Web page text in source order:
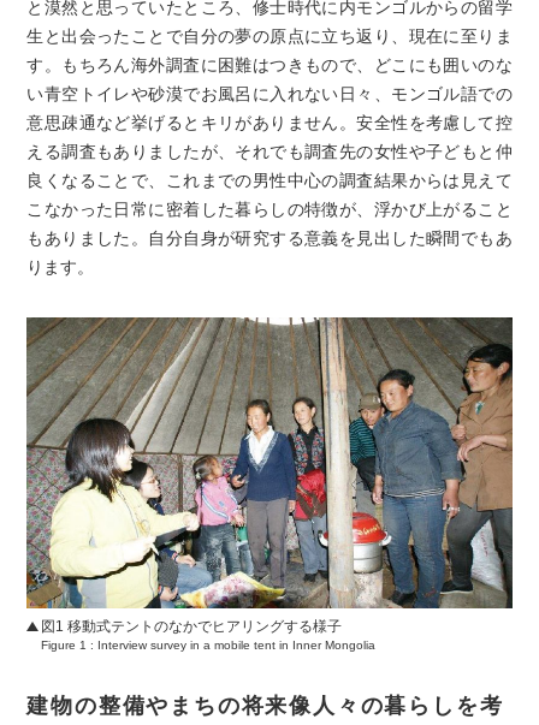
「えんじにあRing」とは
北海道大学大学院工学研究院・工学院
の研究内容を
わかりやすく紹介するとともに
学生の声、卒業生の声、
最新のニュースを紹介する広報誌で
と漠然と思っていたところ、修士時代に内モンゴルからの留学
生と出会ったことで自分の夢の原点に立ち返り、現在に至りま
す。もちろん海外調査に困難はつきもので、どこにも囲いのな
い青空トイレや砂漠でお風呂に入れない日々、モンゴル語での
意思疎通など挙げるとキリがありません。安全性を考慮して控
える調査もありましたが、それでも調査先の女性や子どもと仲
良くなることで、これまでの男性中心の調査結果からは見えて
こなかった日常に密着した暮らしの特徴が、浮かび上がること
もありました。自分自身が研究する意義を見出した瞬間でもあ
ります。
図1 移動式テントのなかでヒアリングする様子
Figure 1 : Interview survey in a mobile tent in Inner Mongolia
建物の整備やまちの将来像人々の暮らしを考